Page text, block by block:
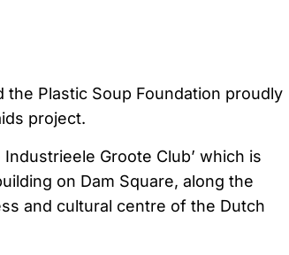
Plastic Soup Foundation proudly
project.
Groote Club’ which is
on Dam Square, along the
and cultural centre of the Dutch